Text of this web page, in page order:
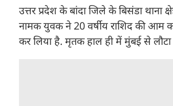
उत्तर प्रदेश के बांदा जिले के बिसंडा
नामक युवक ने 20 वर्षीय राशिद की आम
कर लिया है. मृतक हाल ही में मुंबई से लौटा